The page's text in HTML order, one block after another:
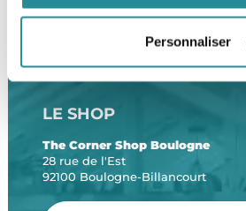
Personnaliser
LE SHOP
The Corner Shop Boulogne
28 rue de l'Est
92100 Boulogne-Billancourt